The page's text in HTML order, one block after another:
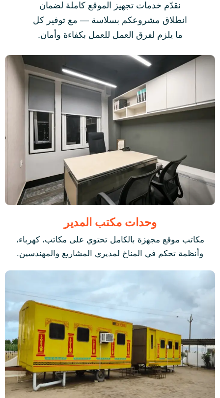
نقدّم خدمات تجهيز الموقع كاملة لضمان
انطلاق مشروعكم بسلاسة — مع توفير كل
ما يلزم لفرق العمل للعمل بكفاءة وأمان.
وحدات مكتب المدير
مكاتب موقع مجهزة بالكامل تحتوي على مكاتب، كهرباء،
وأنظمة تحكم في المناخ لمديري المشاريع والمهندسين.